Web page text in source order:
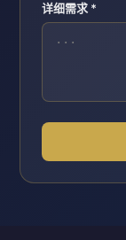
详细需求 *